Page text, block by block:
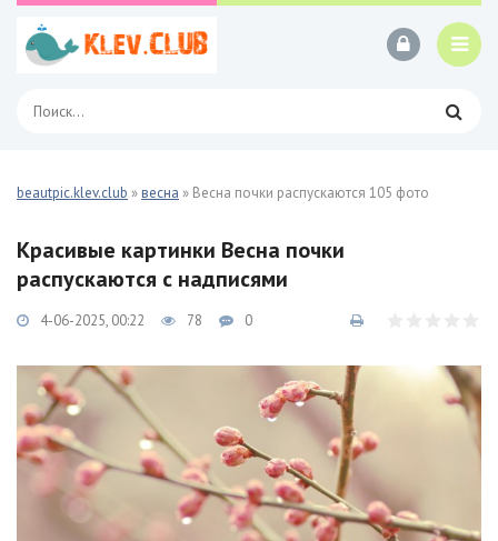
beautpic.klev.club »весна » Весна почки распускаются 105 фото
Красивые картинки Весна почки
распускаются с надписями
4-06-2025, 00:22 78 0